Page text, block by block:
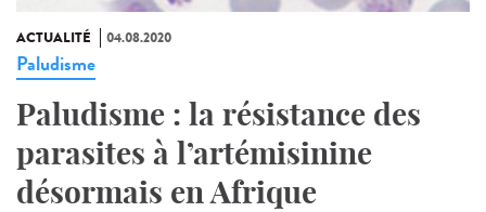
ACTUALITÉ 04.08.2020
Paludisme
Paludisme : la résistance des
parasites à l’artémisinine
désormais en Afrique